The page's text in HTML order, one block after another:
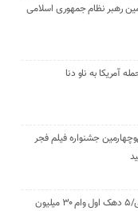
رهبر نظام جمهوری اسلامی
جشنواره فیلم فجر
واریز سود سهام عدالت به زودی/۵ دهک اول وام ۳۰ میلیون